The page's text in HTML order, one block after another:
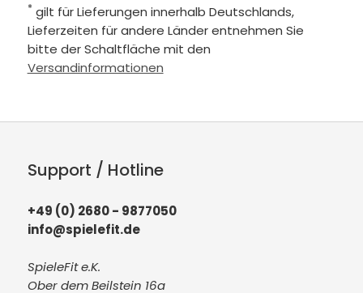
* gilt für Lieferungen innerhalb Deutschlands,
Lieferzeiten für andere Länder entnehmen Sie
bitte der Schaltfläche mit den
Versandinformationen
Support / Hotline
+49 (0) 2680 - 9877050
info@spielefit.de
SpieleFit e.K.
Ober dem Beilstein 16a